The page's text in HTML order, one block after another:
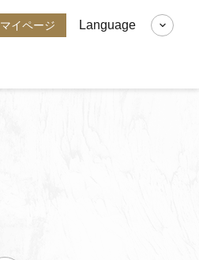
マイページ Language